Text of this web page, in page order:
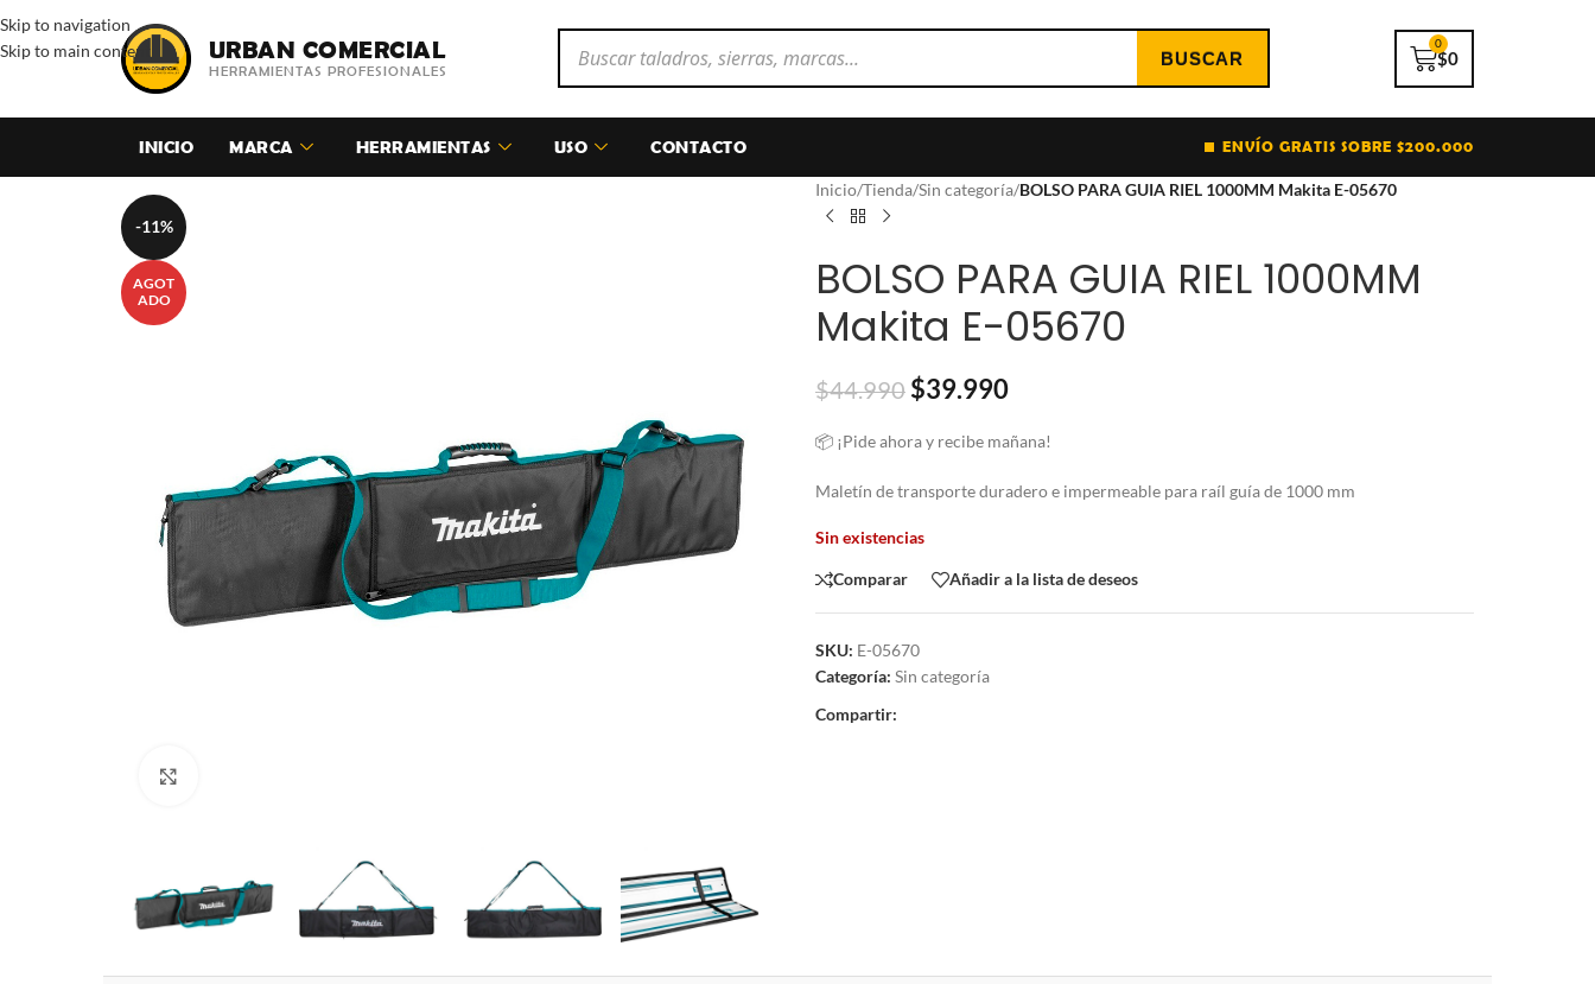
Skip to navigation
Skip to main content
URBAN COMERCIAL
HERRAMIENTAS PROFESIONALES
$0
0
INICIO MARCA HERRAMIENTAS USO CONTACTO ENVÍO GRATIS SOBRE $200.000
-11%
AGOT
ADO
Inicio/Tienda/Sin categoría/BOLSO PARA GUIA RIEL 1000MM Makita E-05670
BOLSO PARA GUIA RIEL 1000MM
Makita E-05670
$44.990 $39.990
📦 ¡Pide ahora y recibe mañana!
Maletín de transporte duradero e impermeable para raíl guía de 1000 mm
Sin existencias
Comparar Añadir a la lista de deseos
SKU: E-05670
Categoría: Sin categoría
Compartir: